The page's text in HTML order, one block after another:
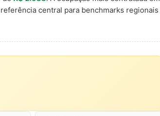
central para benchmarks regionais